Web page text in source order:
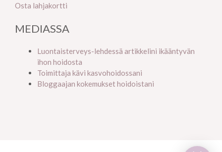
Osta lahjakortti
MEDIASSA
Luontaisterveys-lehdessä artikkelini ikääntyvän
ihon hoidosta
Toimittaja kävi kasvohoidossani
Bloggaajan kokemukset hoidoistani